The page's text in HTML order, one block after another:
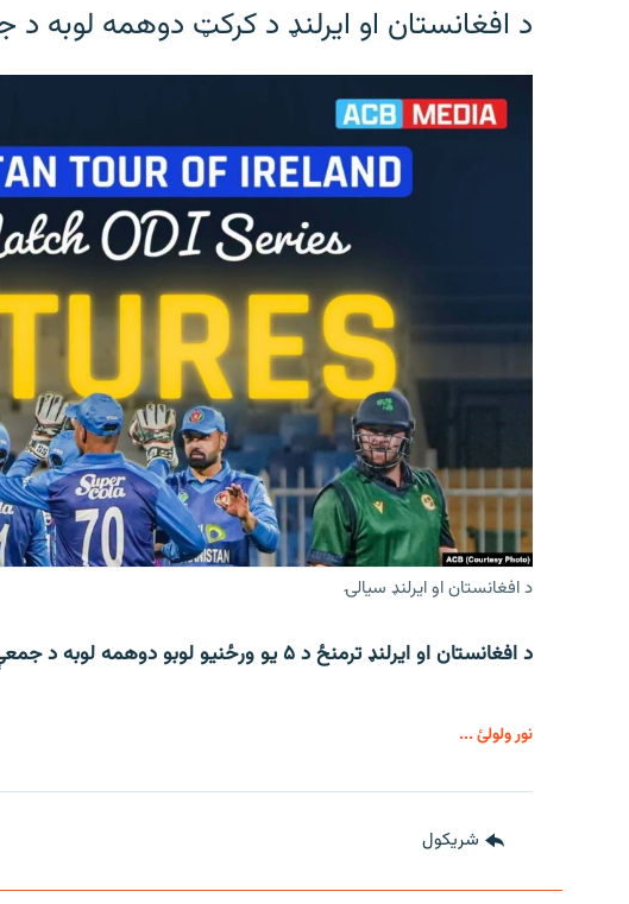
د افغانستان او ایرلنډ د کرکټ دوهمه لوبه
د افغانستان او ایرلنډ سیالۍ
د افغانستان او ایرلنډ ترمنځ د ۵ یو ورځنیو لوبو دوهمه لوبه د جمعې په ورځ ترسره کېږي.
نور ولولئ ...
شريکول